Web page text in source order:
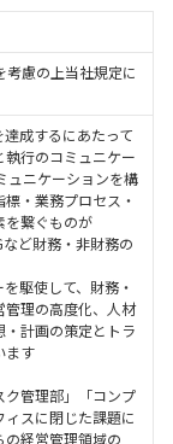
慮の上当社規定に
成するにあたって
行のコミュニケー
ュニケーションを構
・業務プロセス・
を繋ぐものが
ど財務・非財務の
駆使して、財務・
理の高度化、人材
計画の策定とトラ
ます
ク管理部」「コンプ
スに閉じた課題に
の経営管理領域の